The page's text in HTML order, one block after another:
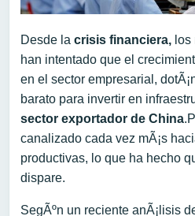
Desde la crisis financiera,
han intentado que el
en el sector empresarial,
barato para invertir en
sector exportador de China
canalizado cada vez mÃ¡s
productivas, lo que ha hecho
dispare.
SegÃºn un reciente anÃ¡lisis